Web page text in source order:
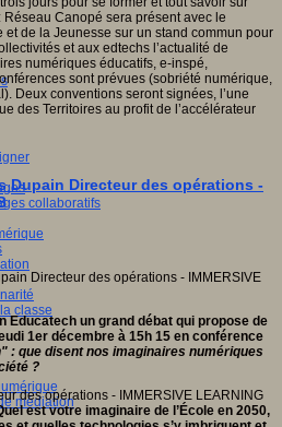
collaboratifs
classe
médiation
Réseau Canopé sera présent avec le
et de la Jeunesse sur un stand commun pour
et aux edtechs l’actualité de
numériques éducatifs, e-inspé,
sont prévues (sobriété numérique,
Deux conventions seront signées, l’une
des Territoires au profit de l’accélérateur
Dupain Directeur des opérations -
Educatech un grand débat qui propose de
1er décembre à 15h 15 en conférence
: que disent nos imaginaires numériques
?
des opérations - IMMERSIVE LEARNING
est votre imaginaire de l’École en 2050,